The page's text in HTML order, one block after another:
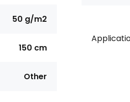
50 g/m2
150 cm
Other